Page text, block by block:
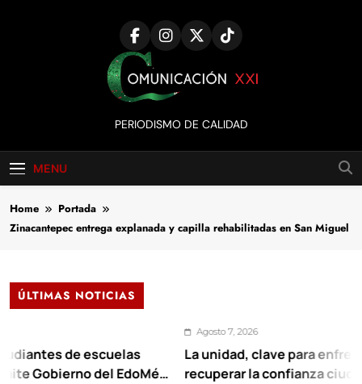
Comunicación
XXI
PERIODISMO DE CALIDAD
MENU
Home
Portada
Zinacantepec entrega explanada y capilla rehabilitadas en San Miguel
ÚLTIMAS NOTICIAS
de escuelas
del EdoMéx
Agosto 7, 2026
La unidad, clave para enfrentar los
recuperar la confianza ciudadana: